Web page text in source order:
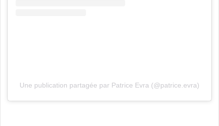
Une publication partagée par Patrice Evra (@patrice.evra)